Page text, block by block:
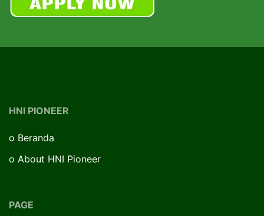
HNI PIONEER
o Beranda
o About HNI Pioneer
PAGE